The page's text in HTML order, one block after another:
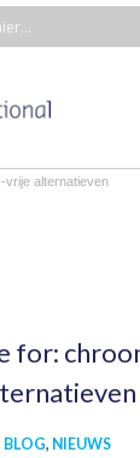
vrije alternatieven
for:
BLOG, NIEUWS